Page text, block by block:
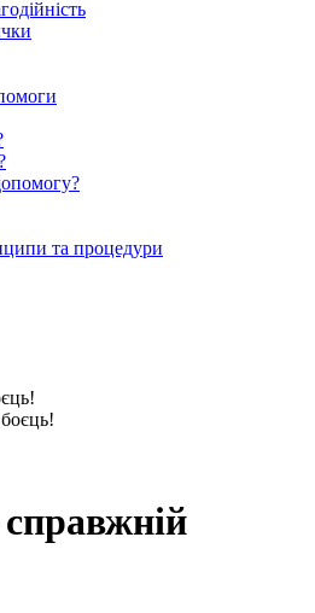
та процедури